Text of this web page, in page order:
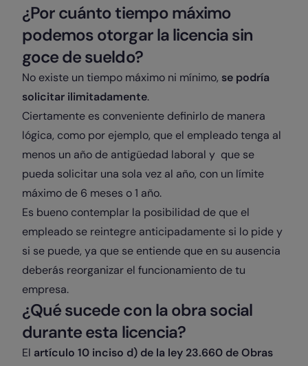
¿Por cuánto tiempo máximo
podemos otorgar la licencia sin
goce de sueldo?
No existe un tiempo máximo ni mínimo, se podría
solicitar ilimitadamente.
Ciertamente es conveniente definirlo de manera
lógica, como por ejemplo, que el empleado tenga al
menos un año de antigüedad laboral y que se
pueda solicitar una sola vez al año, con un límite
máximo de 6 meses o 1 año.
Es bueno contemplar la posibilidad de que el
empleado se reintegre anticipadamente si lo pide y
si se puede, ya que se entiende que en su ausencia
deberás reorganizar el funcionamiento de tu
empresa.
¿Qué sucede con la obra social
durante esta licencia?
El artículo 10 inciso d) de la ley 23.660 de Obras